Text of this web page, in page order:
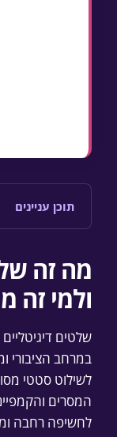
תוכן עניינים
מה זה
ולמי זה
שלטים
במרחב הציבורי
לשילוט סטטי
המסרים
לחשיפה רחבה